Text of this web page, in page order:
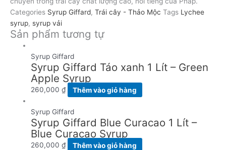
Categories Syrup Giffard, Trái cây - Thảo Mộc Tags Lychee
syrup, syrup vải
Sản phẩm tương tự
Syrup Giffard
Syrup Giffard Táo xanh 1 Lít – Green
Apple Syrup
260,000₫ Thêm vào giỏ hàng
Syrup Giffard
Syrup Giffard Blue Curacao 1 Lít –
Blue Curacao Syrup
260,000₫ Thêm vào giỏ hàng